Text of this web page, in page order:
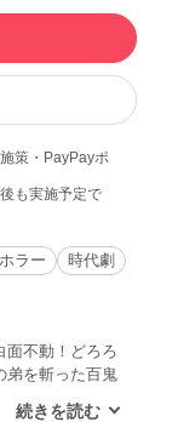
策・PayPayポ
も実施予定で
ラー 時代劇
面不動！どろろ
弟を斬った百鬼